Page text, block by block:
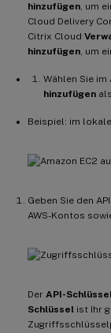
hinzufügen, um
Cloud Delivery
Citrix Cloud
hinzufügen, um
Wählen Sie
hinzufügen
Beispiel: im
Geben Sie den
AWS-Kontos
Der API-
Schlüssel ist Ihr